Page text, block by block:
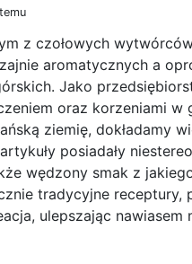
z czołowych
aromatycznych a
Jako
oraz korzeniami w
ziemię, dokładamy
posiadały
wędzony smak z
tradycyjne receptury,
ulepszając nawiasem